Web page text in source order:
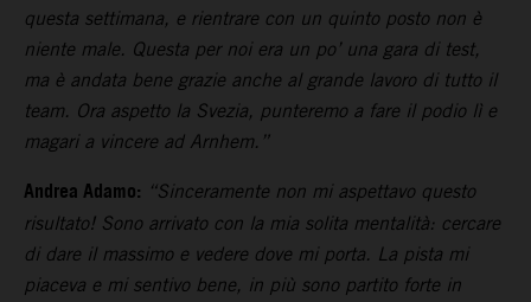
questa settimana, e rientrare con un quinto posto non è
niente male. Questa per noi era un po’ una gara di test,
ma è andata bene grazie anche al grande lavoro di tutto il
team. Ora aspetto la Svezia, punteremo a fare il podio lì e
magari a vincere ad Arnhem.”
Andrea Adamo: “Sinceramente non mi aspettavo questo
risultato! Sono arrivato con la mia solita mentalità: cercare
di dare il massimo e vedere dove mi porta. La pista mi
piaceva e mi sentivo bene, in più sono partito forte in